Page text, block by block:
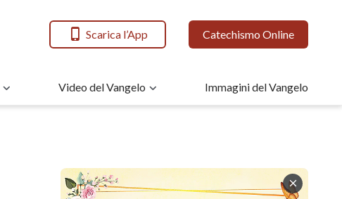
Scarica l’App Catechismo Online
Video del Vangelo Immagini del Vangelo